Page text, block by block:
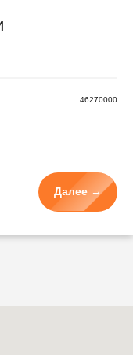
46270000
Далее →